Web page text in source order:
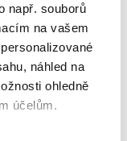
např. souborů
na vašem
náhled na
ohledně
účelům.